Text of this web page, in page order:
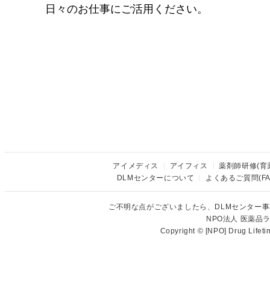
日々のお仕事にご活用ください。
アイメディス アイフィス
薬剤師研修(育
DLMセンターについて
よくあるご質問
ご不明な点がございましたら、DLMセンター
NPO法人 医薬品
Copyright © [NPO] Drug